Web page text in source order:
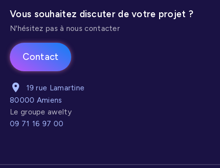
Vous souhaitez discuter de votre projet ?
N'hésitez pas à nous contacter
Contact
19 rue Lamartine
80000 Amiens
Le groupe awelty
09 71 16 97 00